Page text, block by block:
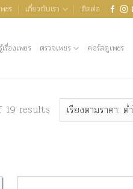
ชร เกี่ยวกับเรา ติดต่อ
รื่องเพชร ตรวจเพชร คอร์สดูเพชร
19 results Sorted
by